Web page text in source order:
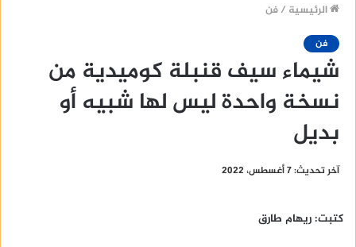
الرئيسية /فن
فن
شيماء سيف قنبلة كوميدية من
نسخة واحدة ليس لها شبيه أو
بديل
آخر تحديث: 7 أغسطس، 2022
كتبت: ريهام طارق